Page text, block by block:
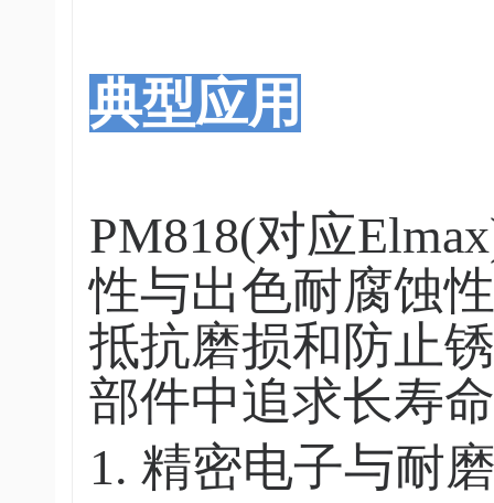
典型应用
PM818(对应
性与出色耐腐蚀
抵抗磨损和防止
部件中追求长寿
1. 精密电子与耐